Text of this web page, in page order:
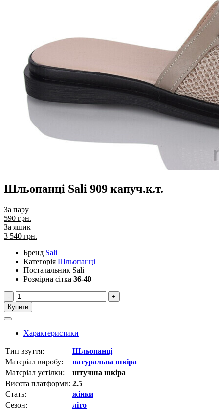
Шльопанці Sali 909 капуч.к.т.
За пару
590 грн.
За ящик
3 540 грн.
Бренд Sali
Категорія Шльопанці
Постачальник Sali
Розмірна сітка 36-40
-
+
Купити
Характеристики
Тип взуття:
Шльопанці
Матеріал виробу:
натуральна шкіра
Матеріал устілки:
штучша шкіра
Висота платформи: 2.5
Стать:
жінки
Сезон:
літо